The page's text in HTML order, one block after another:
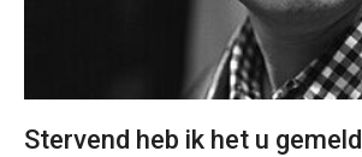
Stervend heb ik het u gemeld